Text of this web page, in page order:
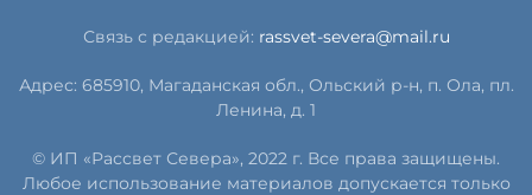
Связь с редакцией: rassvet-severa@mail.ru
Адрес: 685910, Магаданская обл., Ольский р-н, п. Ола, пл.
Ленина, д. 1
© ИП «Рассвет Севера», 2022 г. Все права защищены.
Любое использование материалов допускается только